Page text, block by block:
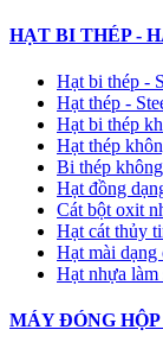
HẠT BI THÉP -
Hạt bi thép -
Hạt thép -
Hạt bi thép
Hạt thép
Bi thép
Hạt đồng
Cát bột oxit
Hạt cát thủy
Hạt mài dạng
Hạt nhựa làm
MÁY ĐÓNG